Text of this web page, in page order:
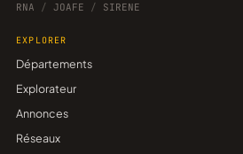
RNA / JOAFE / SIRENE
EXPLORER
Départements
Explorateur
Annonces
Réseaux